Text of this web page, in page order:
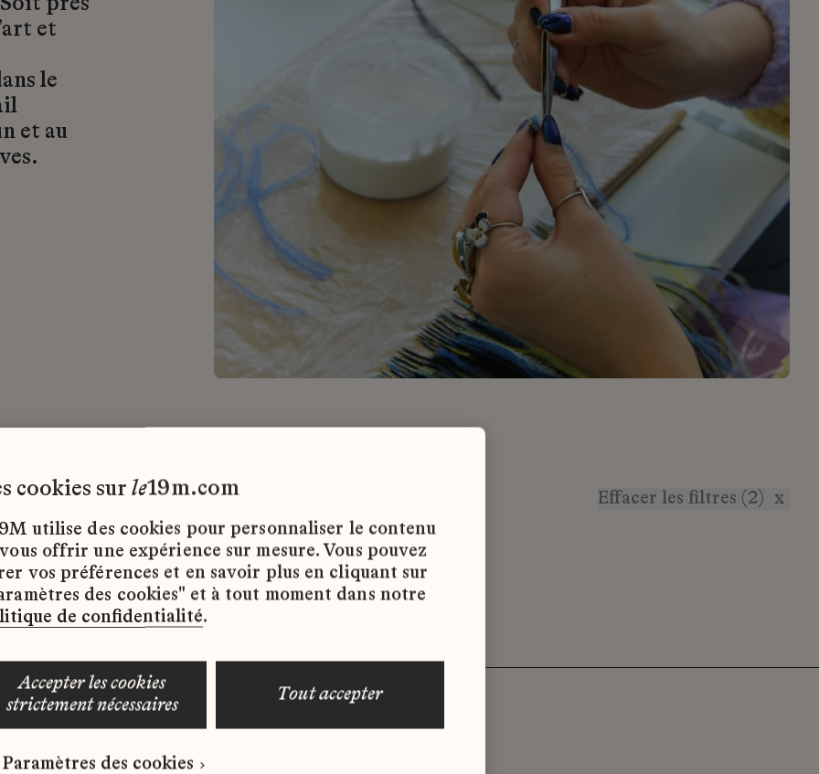
près
et
le
et au
Effacer les filtres (2) x
d’emploi disponibles pour le moment.
correspond à votre profil ?
cookies sur le19m.com
utilise des cookies pour personnaliser le contenu
offrir une expérience sur mesure. Vous pouvez
vos préférences et en savoir plus en cliquant sur
des cookies" et à tout moment dans notre
de confidentialité.
accepter les cookies
strictement nécessaires
tout accepter
Paramètres des cookies